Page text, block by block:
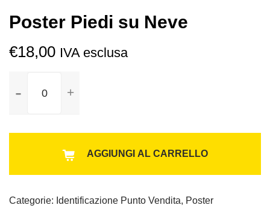
Poster Piedi su Neve
€18,00 IVA esclusa
Piedi
quantità
AGGIUNGI AL CARRELLO
Categorie: Identificazione Punto Vendita, Poster